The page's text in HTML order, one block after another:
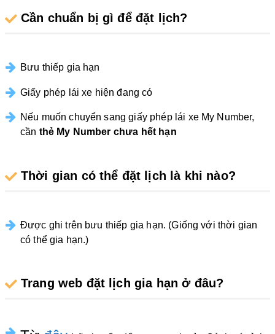
Cần chuẩn bị gì để đặt lịch?
Bưu thiếp gia hạn
Giấy phép lái xe hiện đang có
Nếu muốn chuyển sang giấy phép lái xe My Number,
cần thẻ My Number chưa hết hạn
Thời gian có thể đặt lịch là khi nào?
Được ghi trên bưu thiếp gia hạn. (Giống với thời gian
có thể gia hạn.)
Trang web đặt lịch gia hạn ở đâu?